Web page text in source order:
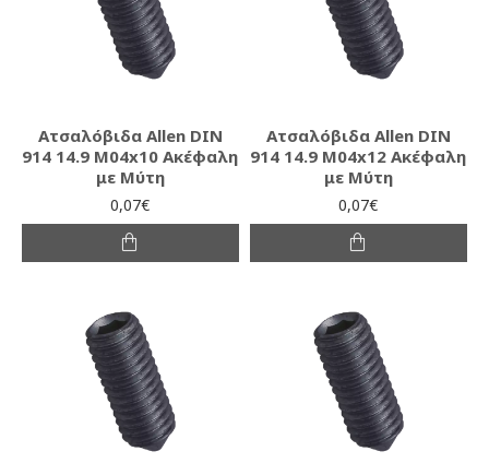
Ατσαλόβιδα Allen DIN
914 14.9 M04x10 Ακέφαλη
με Μύτη
0,07€
Ατσαλόβιδα Allen DIN
914 14.9 M04x12 Ακέφαλη
με Μύτη
0,07€